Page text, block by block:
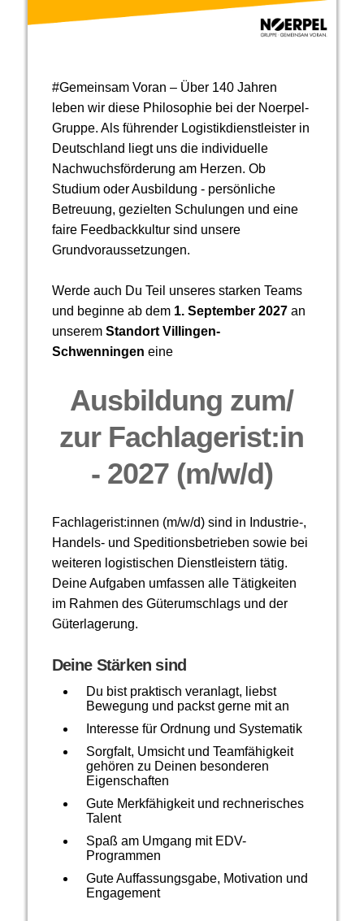
#Gemeinsam Voran – Über 140 Jahren
leben wir diese Philosophie bei der Noerpel-
Gruppe. Als führender Logistikdienstleister in
Deutschland liegt uns die individuelle
Nachwuchsförderung am Herzen. Ob
Studium oder Ausbildung - persönliche
Betreuung, gezielten Schulungen und eine
faire Feedbackkultur sind unsere
Grundvoraussetzungen.
Werde auch Du Teil unseres starken Teams
und beginne ab dem 1. September 2027an
unserem Standort Villingen-
Schwenningen eine
Ausbildung zum/
zur Fachlagerist:in
- 2027 (m/w/d)
Fachlagerist:innen (m/w/d) sind in Industrie-,
Handels- und Speditionsbetrieben sowie bei
weiteren logistischen Dienstleistern tätig.
Deine Aufgaben umfassen alle Tätigkeiten
im Rahmen des Güterumschlags und der
Güterlagerung.
Deine Stärken sind
Du bist praktisch veranlagt, liebst
Bewegung und packst gerne mit an
Interesse für Ordnung und Systematik
Sorgfalt, Umsicht und Teamfähigkeit
gehören zu Deinen besonderen
Eigenschaften
Gute Merkfähigkeit und rechnerisches
Talent
Spaß am Umgang mit EDV-
Programmen
Gute Auffassungsgabe, Motivation und
Engagement